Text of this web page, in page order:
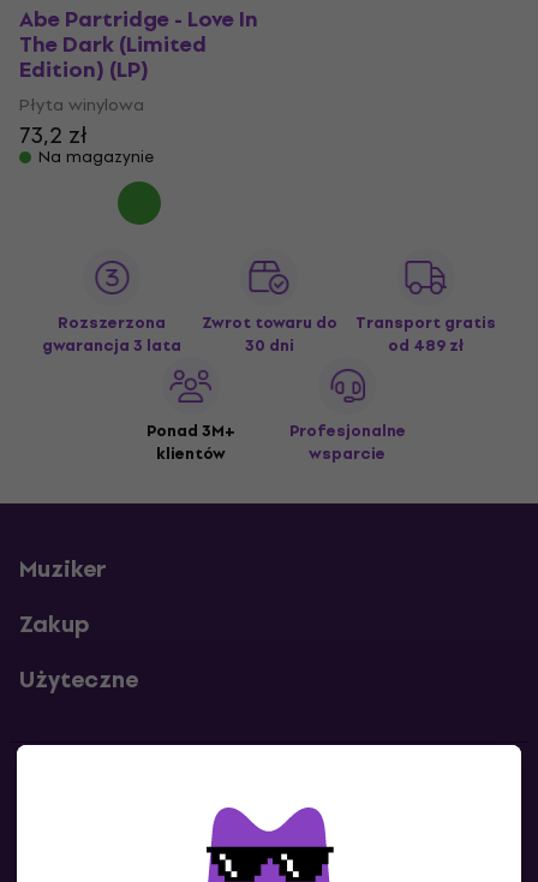
Abe Partridge - Love In
The Dark (Limited
Edition) (LP)
Płyta winylowa
73,2 zł
Na magazynie
Rozszerzona
gwarancja 3 lata
Zwrot towaru do
30 dni
Transport gratis
od 489 zł
Ponad 3M+
klientów
Profesjonalne
wsparcie
Muziker
Zakup
Użyteczne
Skontaktuj się z nami